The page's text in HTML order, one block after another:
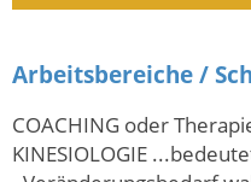
Arbeitsbereiche /
COACHING oder
KINESIOLOGIE